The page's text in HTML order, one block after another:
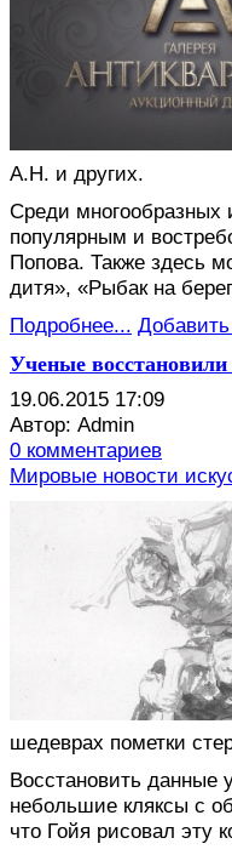
А.Н. и других.
Среди многообразных
популярным и
Попова. Также здесь
дитя», «Рыбак на
Подробнее...
Ученые восстановили
19.06.2015 17:09
Автор: Admin
0 комментариев
Мировые новости
шедеврах пометки
Восстановить данные
небольшие кляксы с
что Гойя рисовал эту